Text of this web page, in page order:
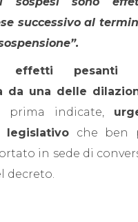
successivo al
effetti pesanti
da una delle
prima indicate,
legislativoche ben
in sede di
decreto.